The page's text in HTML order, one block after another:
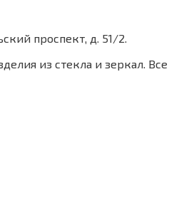
проспект, д. 51/2.
из стекла и зеркал. Все